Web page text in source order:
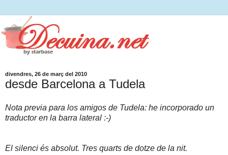
divendres, 26 de març del 2010
desde Barcelona a Tudela
Nota previa para los amigos de Tudela: he incorporado un
traductor en la barra lateral :-)
El silenci és absolut. Tres quarts de dotze de la nit.